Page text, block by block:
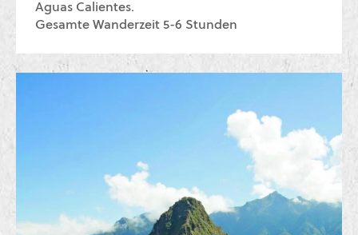
Aguas Calientes.
Gesamte Wanderzeit 5-6 Stunden